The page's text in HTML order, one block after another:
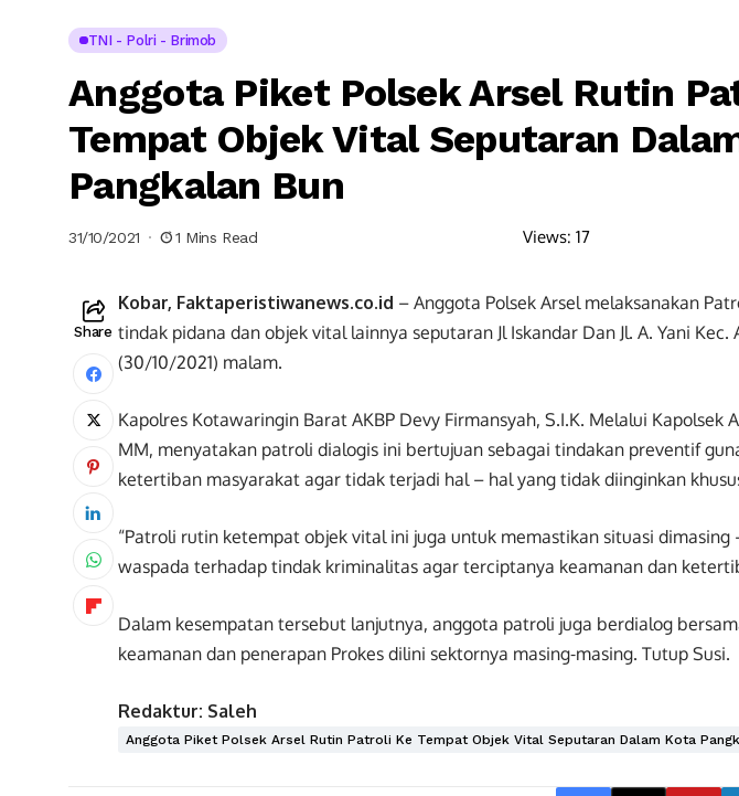
TNI - Polri - Brimob
Anggota Piket Polsek Arsel Rutin
Tempat Objek Vital Seputaran
Pangkalan Bun
31/10/2021 1 Mins Read Views: 17
Share
Kobar, Faktaperistiwanews.co.id – Anggota Polsek Arsel melaksanakan
tindak pidana dan objek vital lainnya seputaran Jl Iskandar Dan Jl. A. Yani Kec.
(30/10/2021) malam.
Kapolres Kotawaringin Barat AKBP Devy Firmansyah, S.I.K. Melalui Kapolsek
MM, menyatakan patroli dialogis ini bertujuan sebagai tindakan preventif
ketertiban masyarakat agar tidak terjadi hal – hal yang tidak diinginkan
“Patroli rutin ketempat objek vital ini juga untuk memastikan situasi dimasing
waspada terhadap tindak kriminalitas agar terciptanya keamanan dan
Dalam kesempatan tersebut lanjutnya, anggota patroli juga berdialog
keamanan dan penerapan Prokes dilini sektornya masing-masing. Tutup Susi.
Redaktur: Saleh
Anggota Piket Polsek Arsel Rutin Patroli Ke Tempat Objek Vital Seputaran Dalam Kota